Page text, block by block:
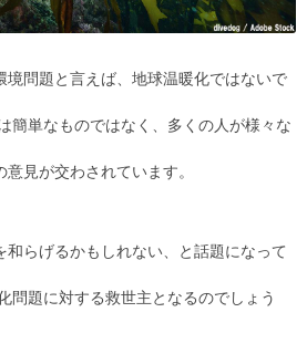
境問題と言えば、地球温暖化ではないで
簡単なものではなく、多くの人が様々な
見が交わされています。
和らげるかもしれない、と話題になって
問題に対する救世主となるのでしょう